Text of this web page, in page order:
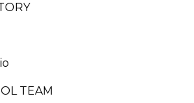
TEAM